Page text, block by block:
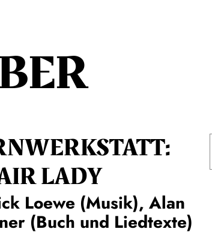
LADY
Loewe (Musik), Alan
(Buch und Liedtexte)